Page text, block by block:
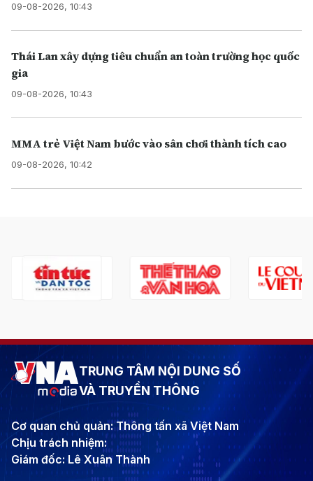
09-08-2026, 10:43
Thái Lan xây dựng tiêu chuẩn an toàn trường học quốc
gia
09-08-2026, 10:43
MMA trẻ Việt Nam bước vào sân chơi thành tích cao
09-08-2026, 10:42
TRUNG TÂM NỘI DUNG SỐ
VÀ TRUYỀN THÔNG
Cơ quan chủ quản: Thông tấn xã Việt Nam
Chịu trách nhiệm:
Giám đốc: Lê Xuân Thành